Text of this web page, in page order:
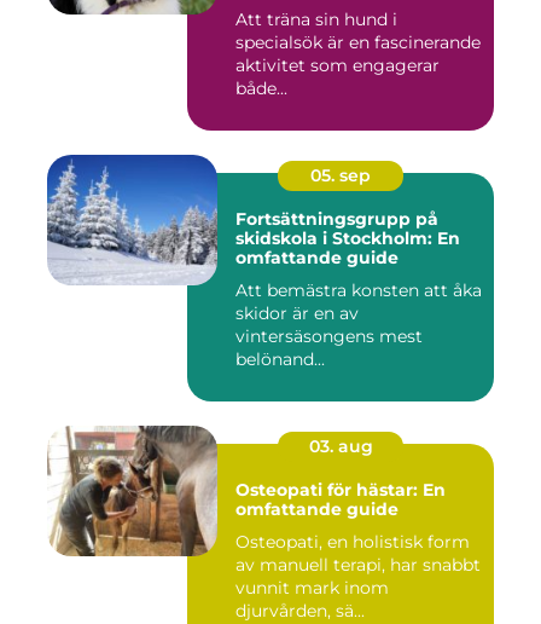
Att träna sin hund i
specialsök är en fascinerande
aktivitet som engagerar
både...
05. sep
Fortsättningsgrupp på
skidskola i Stockholm: En
omfattande guide
Att bemästra konsten att åka
skidor är en av
vintersäsongens mest
belönand...
03. aug
Osteopati för hästar: En
omfattande guide
Osteopati, en holistisk form
av manuell terapi, har snabbt
vunnit mark inom
djurvården, sä...